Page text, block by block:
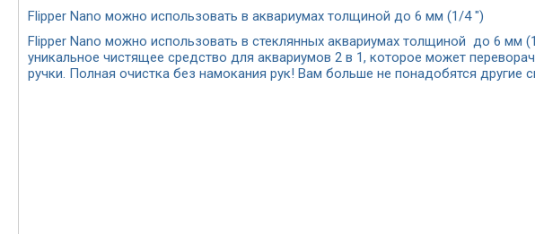
Flipper Nano можно использовать в аквариумах толщиной до 6 мм (1/4 ")
Flipper Nano можно использовать в стеклянных аквариумах толщиной до 6 мм
уникальное чистящее средство для аквариумов 2 в 1, которое может
ручки. Полная очистка без намокания рук! Вам больше не понадобятся другие